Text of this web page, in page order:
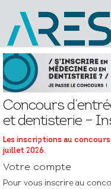
Concours
et dentisterie –
Les inscriptions au
juillet 2026.
Votre compte
Pour vous inscrire au